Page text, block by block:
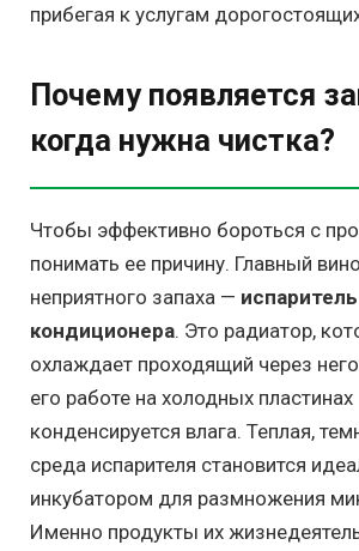
прибегая к услугам
Почему появляется
когда нужна чистка?
Чтобы эффективно бороться с
понимать ее причину. Главный
неприятного запаха — испаритель
кондиционера. Это радиатор,
охлаждает проходящий через
его работе на холодных пластинах
конденсируется влага. Теплая,
среда испарителя становится
инкубатором для размножения
Именно продукты их